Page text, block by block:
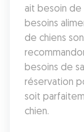
ait besoin de
besoins
de chiens
besoins de
réservation
soit
chien.